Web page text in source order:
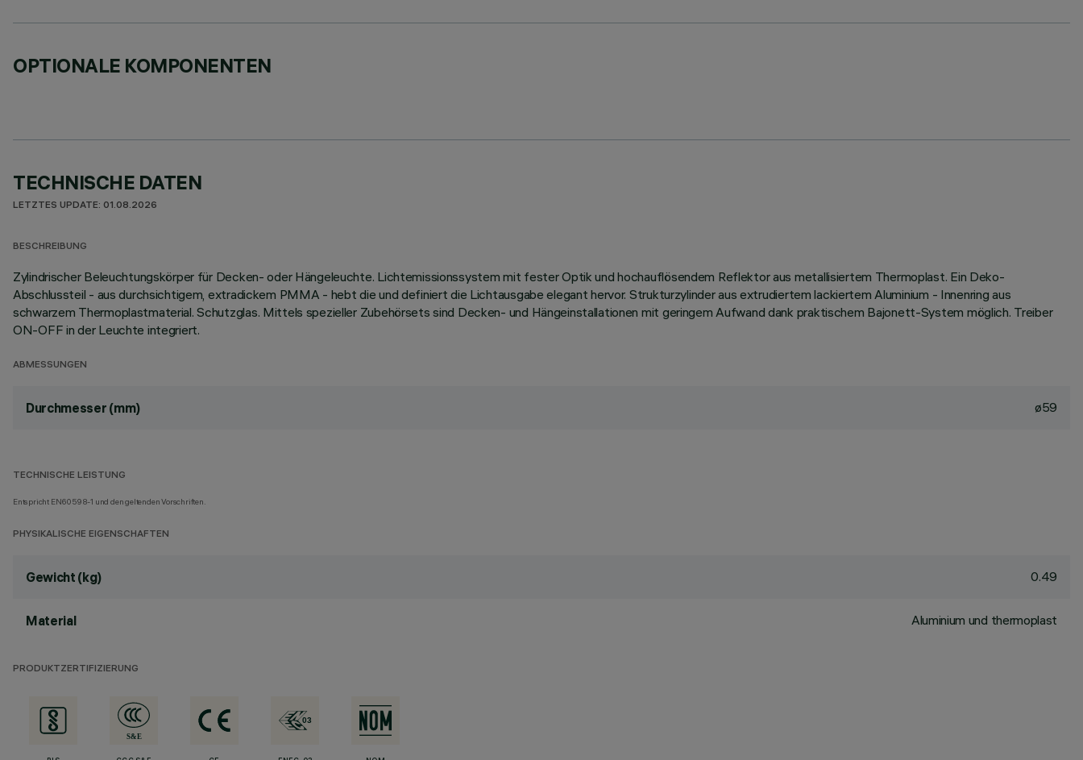
OPTIONALE KOMPONENTEN
TECHNISCHE DATEN
LETZTES UPDATE: 01.08.2026
BESCHREIBUNG
Zylindrischer Beleuchtungskörper für Decken- oder Hängeleuchte. Lichtemissionssystem mit fester Optik und hochauflösendem Reflektor aus metallisiertem Thermoplast. Ein Deko-
Abschlussteil - aus durchsichtigem, extradickem PMMA - hebt die und definiert die Lichtausgabe elegant hervor. Strukturzylinder aus extrudiertem lackiertem Aluminium - Innenring aus
schwarzem Thermoplastmaterial. Schutzglas. Mittels spezieller Zubehörsets sind Decken- und Hängeinstallationen mit geringem Aufwand dank praktischem Bajonett-System möglich. Treiber
ON-OFF in der Leuchte integriert.
ABMESSUNGEN
Durchmesser (mm) ø59
TECHNISCHE LEISTUNG
Entspricht EN60598-1 und den geltenden Vorschriften.
PHYSIKALISCHE EIGENSCHAFTEN
Gewicht (kg) 0.49
Material Aluminium und thermoplast
PRODUKTZERTIFIZIERUNG